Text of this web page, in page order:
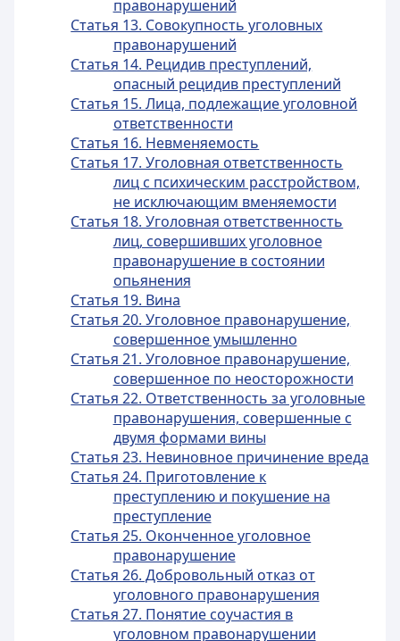
правонарушений
Статья 13. Совокупность уголовных
правонарушений
Статья 14. Рецидив преступлений,
опасный рецидив преступлений
Статья 15. Лица, подлежащие уголовной
ответственности
Статья 16. Невменяемость
Статья 17. Уголовная ответственность
лиц с психическим расстройством,
не исключающим вменяемости
Статья 18. Уголовная ответственность
лиц, совершивших уголовное
правонарушение в состоянии
опьянения
Статья 19. Вина
Статья 20. Уголовное правонарушение,
совершенное умышленно
Статья 21. Уголовное правонарушение,
совершенное по неосторожности
Статья 22. Ответственность за уголовные
правонарушения, совершенные с
двумя формами вины
Статья 23. Невиновное причинение вреда
Статья 24. Приготовление к
преступлению и покушение на
преступление
Статья 25. Оконченное уголовное
правонарушение
Статья 26. Добровольный отказ от
уголовного правонарушения
Статья 27. Понятие соучастия в
уголовном правонарушении